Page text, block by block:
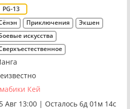
PG-13
Приключения
Экшен
искусства
Кей
Авг 13:00 | Осталось 6д 01м 14с